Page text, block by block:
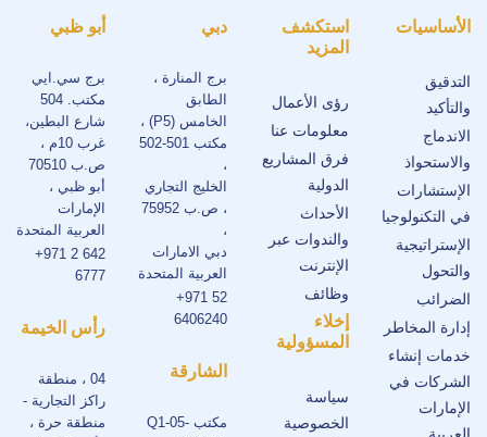
الأساسيات
التدقيق
والتأكيد
الاندماج
والاستحواذ
الإستشارات
في التكنولوجيا
الإستراتيجية
والتحول
الضرائب
إدارة المخاطر
خدمات إنشاء
الشركات في
الإمارات
استكشف
المزيد
رؤى الأعمال
معلومات عنا
فرق المشاريع
الدولية
الأحداث
والندوات عبر
الإنترنت
وظائف
إخلاء
المسؤولية
سياسة
الخصوصية
دبي
برج المنارة ،
الطابق
الخامس (P5) ،
مكتب 501-502
،
الخليج التجاري
، ص.ب 75952
،
دبي الامارات
العربية المتحدة
+971 52
6406240
الشارقة
مكتب Q1-05-
أبو ظبي
برج سي.ايي
مكتب. 504
شارع البطين،
غرب 10م ،
ص.ب 70510
أبو ظبي ،
الإمارات
العربية المتحدة
+971 2 642
6777
رأس الخيمة
04 ، منطقة
راكز التجارية -
منطقة حرة ،